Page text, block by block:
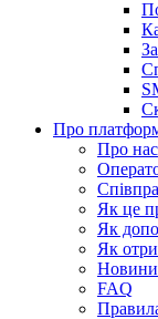
Про
Про нас
Як це
Як
Як
Новини
FAQ